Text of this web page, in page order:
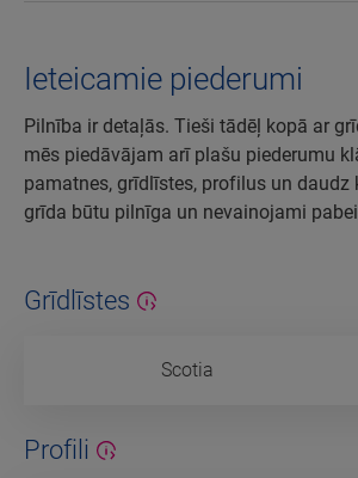
Ieteicamie piederumi
Pilnība ir detaļās. Tieši tādēļ kopā ar
mēs piedāvājam arī plašu piederumu
pamatnes, grīdlīstes, profilus un daudz
grīda būtu pilnīga un nevainojami
Grīdlīstes
Scotia
Profili